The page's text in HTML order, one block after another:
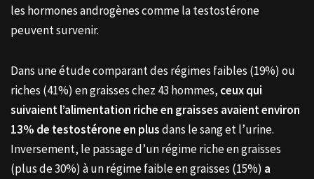
les hormones androgènes comme la testostérone
peuvent survenir.
Dans une étude comparant des régimes faibles (19%) ou
riches (41%) en graisses chez 43 hommes, ceux qui
suivaient l’alimentation riche en graisses avaient environ
13% de testostérone en plusdans le sang et l’urine.
Inversement, le passage d’un régime riche en graisses
(plus de 30%) à un régime faible en graisses (15%) a